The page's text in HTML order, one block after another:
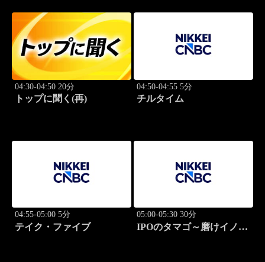
04:30-04:50 20分
トップに聞く(再)
04:50-04:55 5分
チルタイム
04:55-05:00 5分
テイク・ファイブ
05:00-05:30 30分
IPOのタマゴ～磨けイノベ